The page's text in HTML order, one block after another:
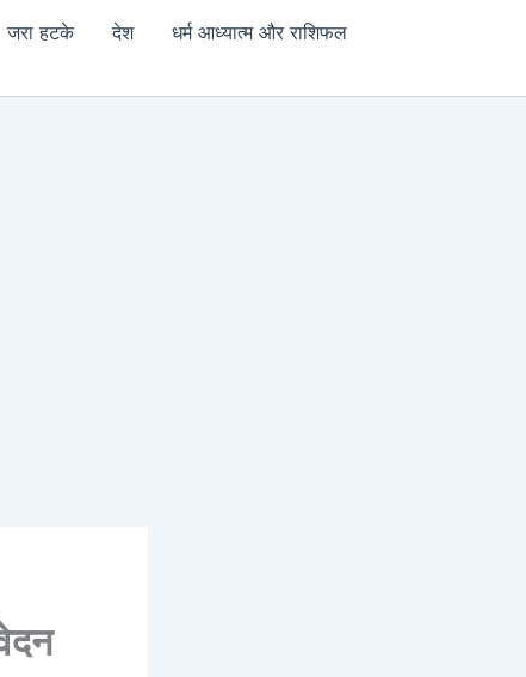
जरा हटके देश
धर्म आध्यात्म और राशिफल